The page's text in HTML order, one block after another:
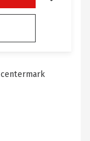
centermark